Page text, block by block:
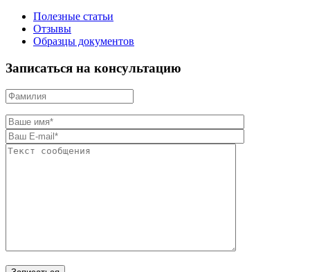
Полезные статьи
Отзывы
Образцы документов
Записаться на консультацию